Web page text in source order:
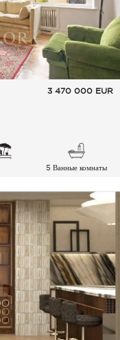
3 470 000 EUR
5 Ванные комнаты